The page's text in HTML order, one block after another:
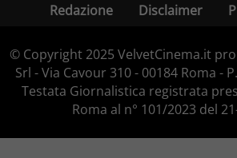
Redazione Disclaimer
© Copyright 2025 VelvetCinema.it
Srl - Via Cavour 310 - 00184 Roma -
Testata Giornalistica registrata
Roma al n° 101/2023 del